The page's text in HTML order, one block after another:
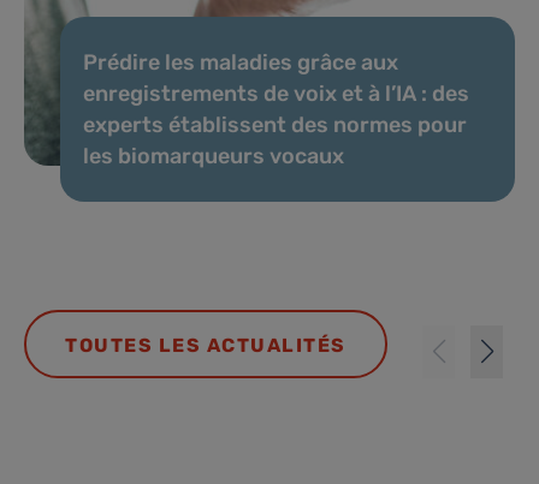
Prédire les maladies grâce aux
enregistrements de voix et à l’IA : des
experts établissent des normes pour
les biomarqueurs vocaux
TOUTES LES ACTUALITÉS